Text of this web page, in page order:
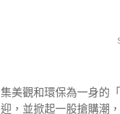
集美觀和環保為一身的
迎，並掀起一股搶購潮